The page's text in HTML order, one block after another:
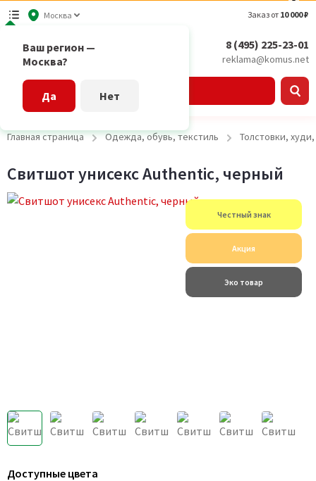
Москва
Ваш регион —
Москва?
Да Нет
Заказ от 10 000 ₽
8 (495) 225-23-01
reklama@komus.net
Главная страница Одежда, обувь, текстиль Толстовки,
Свитшот унисекс Authentic, черный
Честный знак
Акция
Эко товар
Доступные цвета